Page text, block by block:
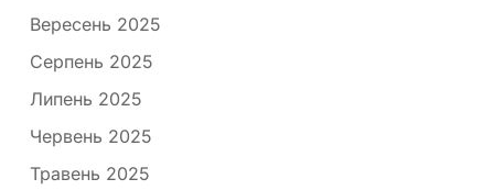
Вересень 2025
Серпень 2025
Липень 2025
Червень 2025
Травень 2025